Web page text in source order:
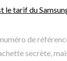
le tarif du
de
secrète,